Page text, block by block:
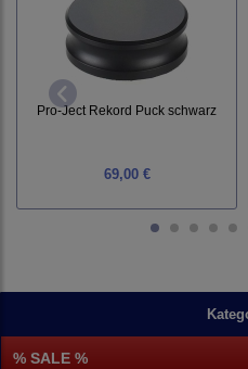
% SALE %
Pro-Ject Rekord Puck schwarz
69,00 €